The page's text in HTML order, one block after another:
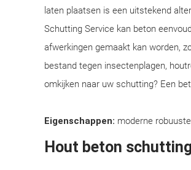
laten plaatsen is een uitstekend
Schutting Service kan beton
afwerkingen gemaakt kan worden,
bestand tegen insectenplagen,
omkijken naar uw schutting? Een
Eigenschappen: moderne
Hout beton schutting